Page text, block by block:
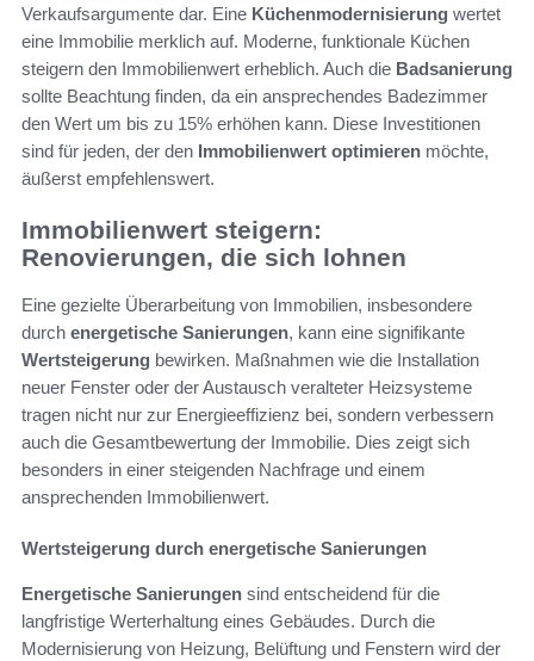
Verkaufsargumente dar. Eine Küchenmodernisierung wertet
eine Immobilie merklich auf. Moderne, funktionale Küchen
steigern den Immobilienwert erheblich. Auch die Badsanierung
sollte Beachtung finden, da ein ansprechendes Badezimmer
den Wert um bis zu 15% erhöhen kann. Diese Investitionen
sind für jeden, der den Immobilienwert optimieren möchte,
äußerst empfehlenswert.
Immobilienwert steigern:
Renovierungen, die sich lohnen
Eine gezielte Überarbeitung von Immobilien, insbesondere
durch energetische Sanierungen, kann eine signifikante
Wertsteigerung bewirken. Maßnahmen wie die Installation
neuer Fenster oder der Austausch veralteter Heizsysteme
tragen nicht nur zur Energieeffizienz bei, sondern verbessern
auch die Gesamtbewertung der Immobilie. Dies zeigt sich
besonders in einer steigenden Nachfrage und einem
ansprechenden Immobilienwert.
Wertsteigerung durch energetische Sanierungen
Energetische Sanierungen sind entscheidend für die
langfristige Werterhaltung eines Gebäudes. Durch die
Modernisierung von Heizung, Belüftung und Fenstern wird der